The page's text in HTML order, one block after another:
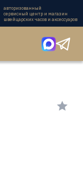
авторизованный
сервисный центр и магазин
швейцарских часов и аксессуаров